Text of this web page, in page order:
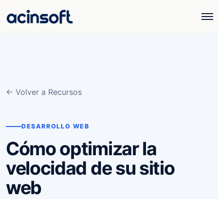
← Volver a Recursos
DESARROLLO WEB
Cómo optimizar la
velocidad de su sitio
web